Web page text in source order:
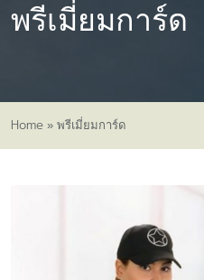
พรีเมี่ยมการ์ด
Home » พรีเมี่ยมการ์ด